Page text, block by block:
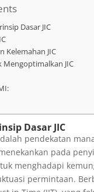
Dasar JIC
Kelemahan JIC
JIC
Dasar JIC
pendekatan
pada
menghadapi
permintaan.